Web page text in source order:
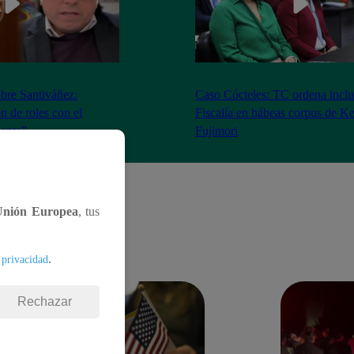
Santiváñez:
de roles con el
Caso Cócteles: TC ordena
Fiscalía en hábeas corpus de
Fujimori
Europea, tus
.
Rechazar